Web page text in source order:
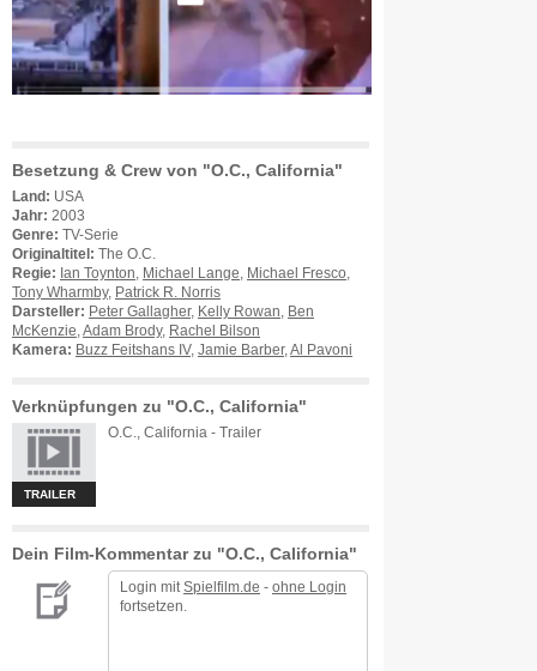
Besetzung & Crew von "O.C., California"
Land: USA
Jahr: 2003
Genre: TV-Serie
Originaltitel: The O.C.
Regie: Ian Toynton Michael Lange Michael Fresco
Tony Wharmby, Patrick R. Norris
Darsteller: Peter Gallagher, Kelly Rowan
Ben
McKenzie Adam Brody, Rachel Bilson
Kamera: Buzz Feitshans IV, Jamie Barber, Al Pavoni
Verknüpfungen zu "O.C., California"
TRAILER
O.C., California - Trailer
Dein Film-Kommentar zu "O.C., California"
Login mit Spielfilm.de - ohne Login
fortsetzen.